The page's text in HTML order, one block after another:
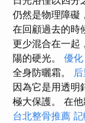
仍然是物理障礙
在回顧過去的時
更少混合在一起
陽的硬光。 優
全身防曬霜。
因為它是用透明
極大保護。 在
台北整骨推薦